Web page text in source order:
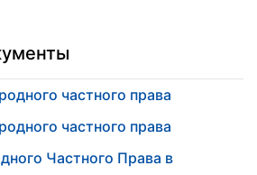
частного права
частного права
Частного Права в